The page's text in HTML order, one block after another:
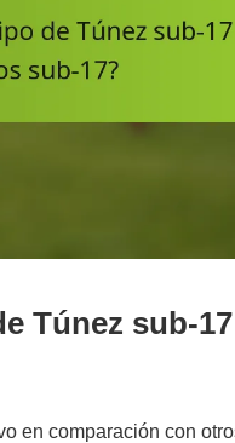
Túnez sub-
en comparación con